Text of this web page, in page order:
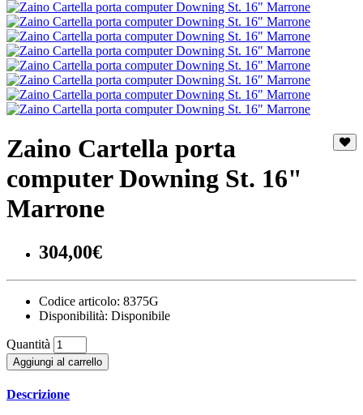
Zaino Cartella porta
computer Downing St. 16"
Marrone
304,00€
Codice articolo: 8375G
Disponibilità: Disponibile
Quantità
Aggiungi al carrello
Descrizione